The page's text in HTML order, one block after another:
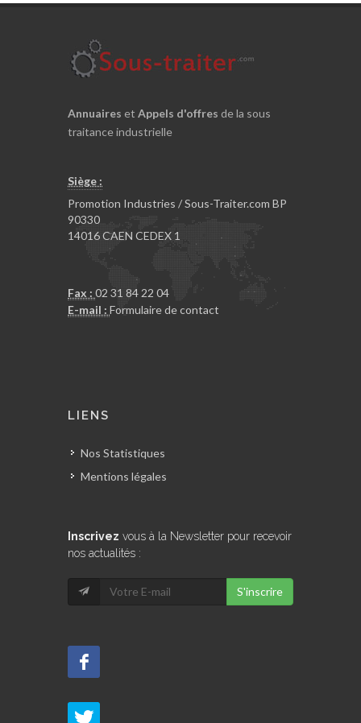
Annuaires et Appels d'offres de la sous
traitance industrielle
Siège :
Promotion Industries / Sous-Traiter.com BP
90330
14016 CAEN CEDEX 1
Fax : 02 31 84 22 04
E-mail : Formulaire de contact
LIENS
Nos Statistiques
Mentions légales
Inscrivez vous à la Newsletter pour recevoir
nos actualités :
S'inscrire